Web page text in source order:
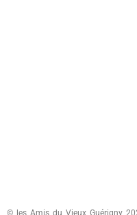
© les Amis du Vieux Guérigny